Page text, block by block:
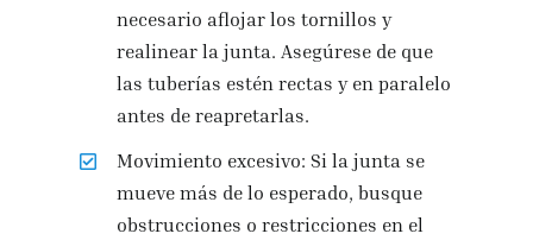
necesario aflojar los tornillos y
realinear la junta. Asegúrese de que
las tuberías estén rectas y en paralelo
antes de reapretarlas.
Movimiento excesivo: Si la junta se
mueve más de lo esperado, busque
obstrucciones o restricciones en el